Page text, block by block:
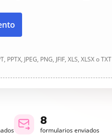
JPEG, PNG, JFIF, XLS, XLSX o TXT
8
formularios enviados